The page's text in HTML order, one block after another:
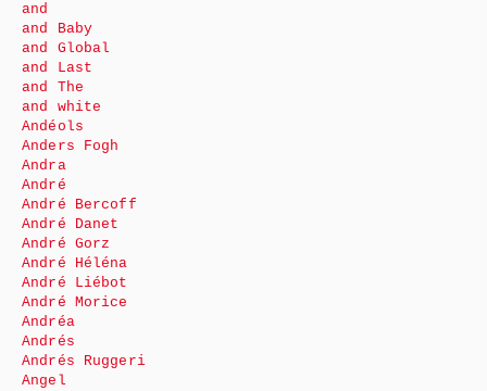
and
and Baby
and Global
and Last
and The
and white
Andéols
Anders Fogh
Andra
André
André Bercoff
André Danet
André Gorz
André Héléna
André Liébot
André Morice
Andréa
Andrés
Andrés Ruggeri
Angel